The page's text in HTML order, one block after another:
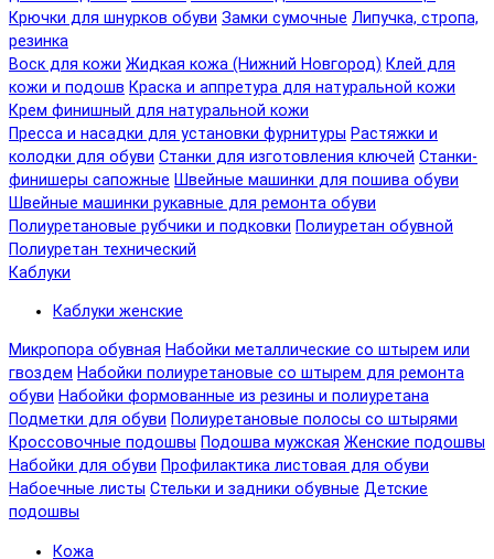
Крючки для шнурков обуви Замки сумочные Липучка, стропа,
резинка
Воск для кожи Жидкая кожа (Нижний Новгород) Клей для
кожи и подошв Краска и аппретура для натуральной кожи
Крем финишный для натуральной кожи
Пресса и насадки для установки фурнитуры Растяжки и
колодки для обуви Станки для изготовления ключей Станки-
финишеры сапожные Швейные машинки для пошива обуви
Швейные машинки рукавные для ремонта обуви
Полиуретановые рубчики и подковки Полиуретан обувной
Полиуретан технический
Каблуки
Каблуки женские
Микропора обувная Набойки металлические со штырем или
гвоздем Набойки полиуретановые со штырем для ремонта
обуви Набойки формованные из резины и полиуретана
Подметки для обуви Полиуретановые полосы со штырями
Кроссовочные подошвы Подошва мужская Женские подошвы
Набойки для обуви Профилактика листовая для обуви
Набоечные листы Стельки и задники обувные Детские
подошвы
Кожа